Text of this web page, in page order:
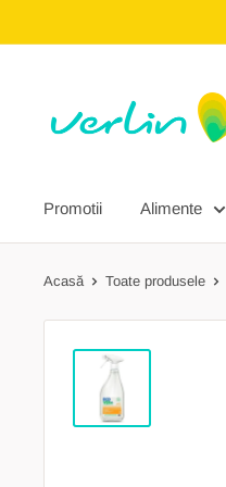
la
Promotii Alimente
Acasă Toate produsele